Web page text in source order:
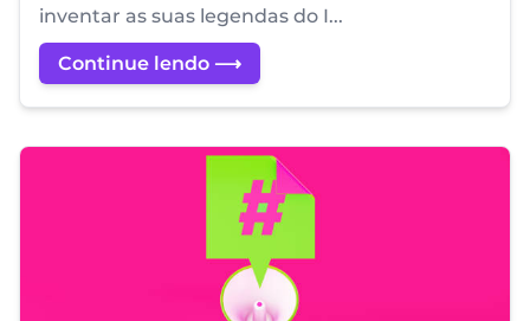
inventar as suas legendas do I...
Continue lendo ⟶